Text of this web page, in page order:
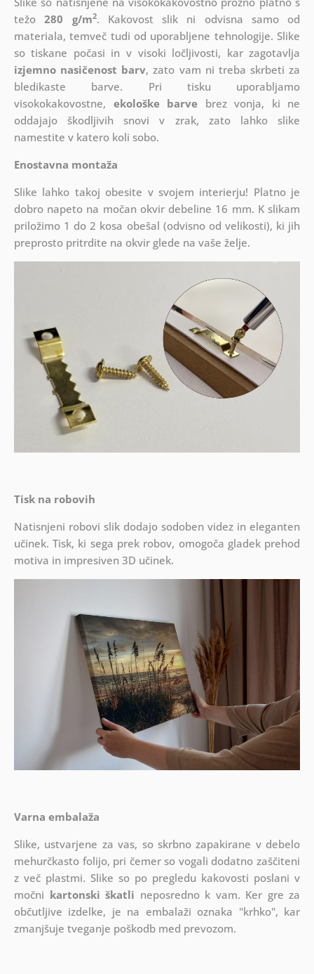
težo280 g/m2. Kakovost slik ni odvisna samo od
materiala, temveč tudi od uporabljene tehnologije. Slike
so tiskane počasi in v visoki ločljivosti, kar zagotavlja
izjemno nasičenost barv, zato vam ni treba skrbeti za
bledikaste barve. Pri tisku uporabljamo
visokokakovostne, ekološke barve brez vonja, ki ne
oddajajo škodljivih snovi v zrak, zato lahko slike
namestite v katero koli sobo.
Enostavna montaža
Slike lahko takoj obesite v svojem interierju! Platno je
dobro napeto na močan okvir debeline 16 mm. K slikam
priložimo 1 do 2 kosa obešal (odvisno od velikosti), ki jih
preprosto pritrdite na okvir glede na vaše želje.
Tisk na robovih
Natisnjeni robovi slik dodajo sodoben videz in eleganten
učinek. Tisk, ki sega prek robov, omogoča gladek prehod
motiva in impresiven 3D učinek.
Varna embalaža
Slike, ustvarjene za vas, so skrbno zapakirane v debelo
mehurčkasto folijo, pri čemer so vogali dodatno zaščiteni
z več plastmi. Slike so po pregledu kakovosti poslani v
močni kartonski škatli neposredno k vam. Ker gre za
občutljive izdelke, je na embalaži oznaka "krhko", kar
zmanjšuje tveganje poškodb med prevozom.